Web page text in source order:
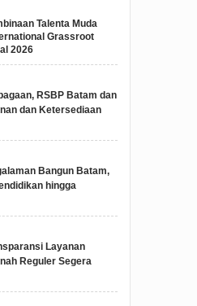
Talenta Muda
Grassroot
2026
RSBP Batam dan
dan Ketersediaan
Bangun Batam,
hingga
Layanan
Reguler Segera